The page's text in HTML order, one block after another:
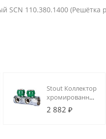
SCN 110.380.1400
Stout Коллектор
хромированный
1", 2 отвода,
подключение
2 882 ₽